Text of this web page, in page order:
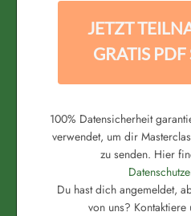
JETZT
100% Datensicherheit
verwendet, um dir
zu senden. Hier
Du hast dich angemeldet,
von uns? Kontaktiere